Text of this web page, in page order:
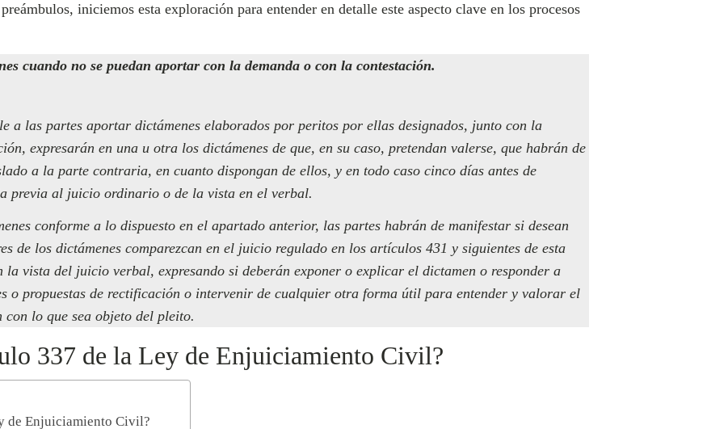
iniciemos esta exploración para entender en detalle este aspecto clave en los procesos
cuando no se puedan aportar con la demanda o con la contestación.
a las partes aportar dictámenes elaborados por peritos por ellas designados, junto con la
expresarán en una u otra los dictámenes de que, en su caso, pretendan valerse, que habrán de
a la parte contraria, en cuanto dispongan de ellos, y en todo caso cinco días antes de
previa al juicio ordinario o de la vista en el verbal.
conforme a lo dispuesto en el apartado anterior, las partes habrán de manifestar si desean
de los dictámenes comparezcan en el juicio regulado en los artículos 431 y siguientes de esta
la vista del juicio verbal, expresando si deberán exponer o explicar el dictamen o responder a
o propuestas de rectificación o intervenir de cualquier otra forma útil para entender y valorar el
con lo que sea objeto del pleito.
337 de la Ley de Enjuiciamiento Civil?
de Enjuiciamiento Civil?